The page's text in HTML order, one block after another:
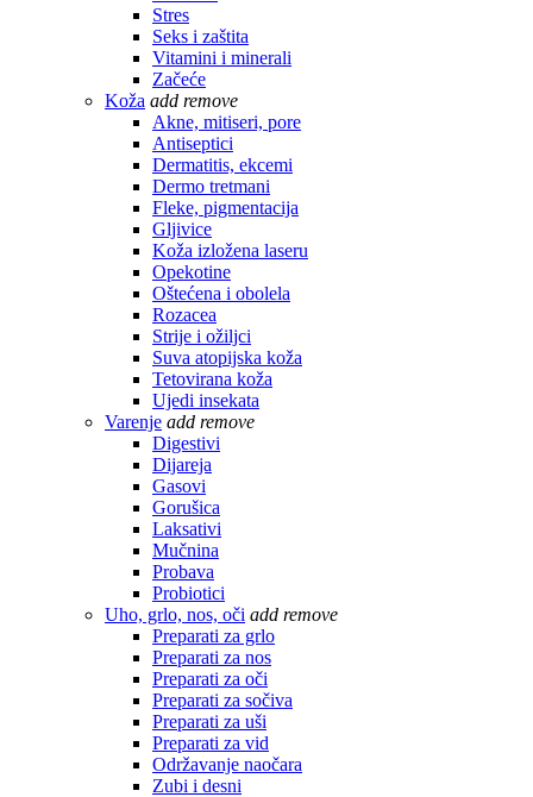
Stres
Seks i zaštita
Vitamini i minerali
Začeće
Koža add remove
Akne, mitiseri, pore
Antiseptici
Dermatitis, ekcemi
Dermo tretmani
Fleke, pigmentacija
Gljivice
Koža izložena laseru
Opekotine
Oštećena i obolela
Rozacea
Strije i ožiljci
Suva atopijska koža
Tetovirana koža
Ujedi insekata
Varenje add remove
Digestivi
Dijareja
Gasovi
Gorušica
Laksativi
Mučnina
Probava
Probiotici
Uho, grlo, nos, oči add remove
Preparati za grlo
Preparati za nos
Preparati za oči
Preparati za sočiva
Preparati za uši
Preparati za vid
Održavanje naočara
Zubi i desni